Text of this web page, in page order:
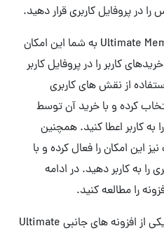
در پروفایل کاربری قرار دهید.
افزونه اتصال ووکامرس به Ultimate Member به شما این امکان
کاربر را در پروفایل کاربر
از نقش های کاربری
کرده و با خرید آن توسط
به کاربر اعطا کنید. همچنین
این امکان را فعال کرده و با
به کاربر دهید. در ادامه
را مطالعه کنید.
: افزونه اتصال ووکامرس یکی از افزونه های جانبی Ultimate